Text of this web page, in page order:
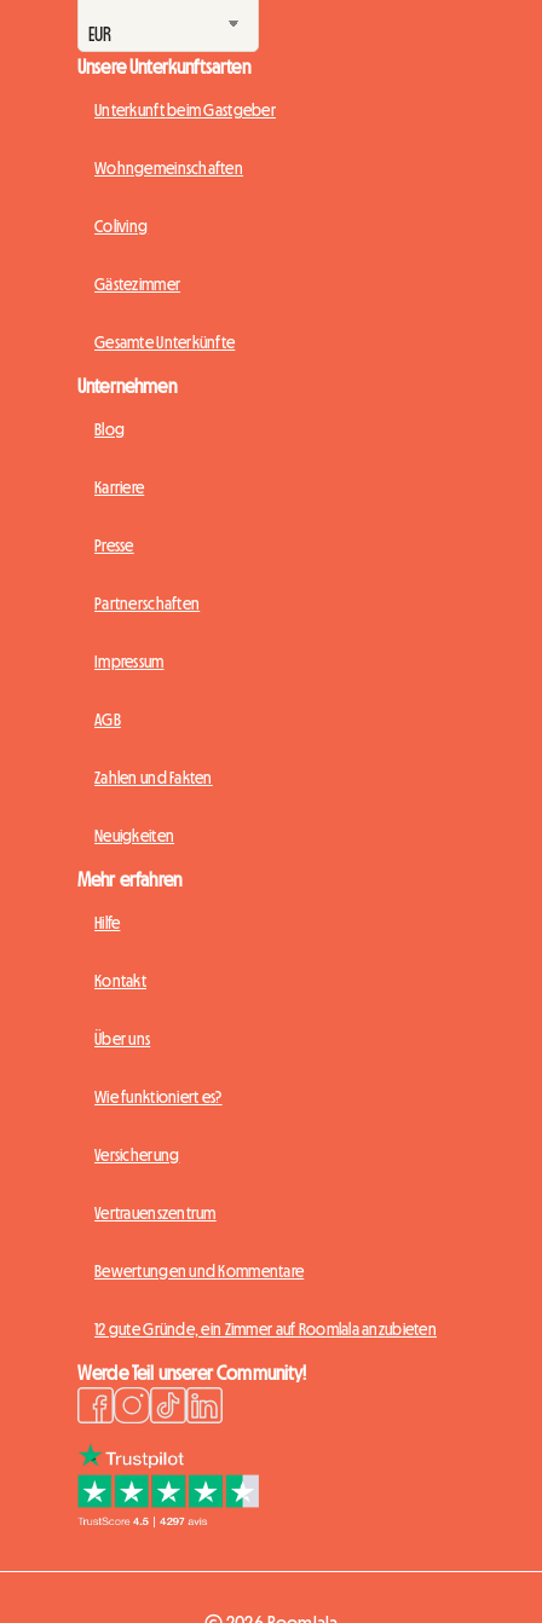
Unsere Unterkunftsarten
Unterkunft beim Gastgeber
Wohngemeinschaften
Coliving
Gästezimmer
Gesamte Unterkünfte
Unternehmen
Blog
Karriere
Presse
Partnerschaften
Impressum
AGB
Zahlen und Fakten
Neuigkeiten
Mehr erfahren
Hilfe
Kontakt
Über uns
Wie funktioniert es?
Versicherung
Vertrauenszentrum
Bewertungen und Kommentare
12 gute Gründe, ein Zimmer auf Roomlala anzubieten
Werde Teil unserer Community!